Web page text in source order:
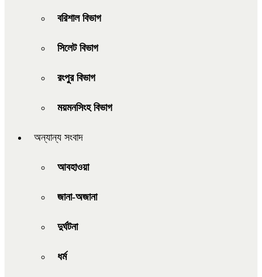
বরিশাল বিভাগ
সিলেট বিভাগ
রংপুর বিভাগ
ময়মনসিংহ বিভাগ
অন্যান্য সংবাদ
আবহাওয়া
জানা-অজানা
দুর্ঘটনা
ধর্ম